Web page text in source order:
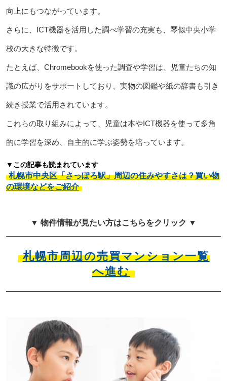
向上にもつながっています。
さらに、ICT機器を活用した調べ学習の充実も、琴似中央小学
校の大きな特徴です。
たとえば、Chromebookを使った調査や学習は、児童たちの知
識の広がりをサポートしており、実物の図鑑や紙の辞書も引き
続き授業で活用されています。
これらの取り組みによって、児童は本やICT機器を使って多角
的に学習を深め、自主的に学ぶ姿勢を培っています。
▼この記事も読まれています
札幌市中央区「さっぽろ駅」周辺の住みやすさは？買い物
の環境などをご紹介
▼ 物件情報が見たい方はこちらをクリック ▼
札幌市周辺の売買マンション一覧
へ進む